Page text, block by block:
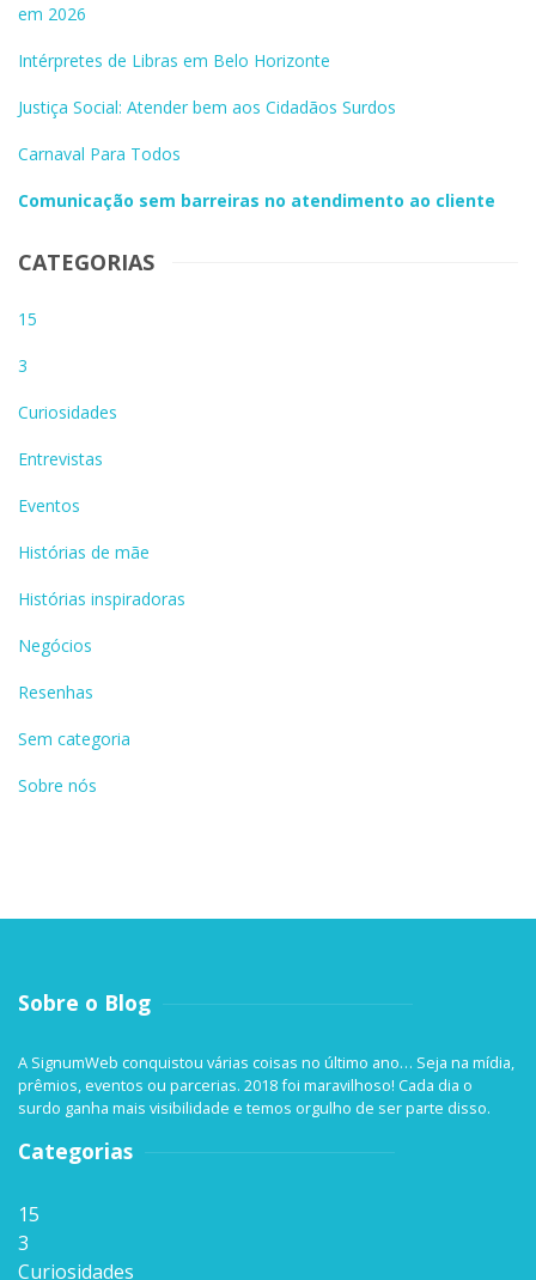
em 2026
Intérpretes de Libras em Belo Horizonte
Justiça Social: Atender bem aos Cidadãos Surdos
Carnaval Para Todos
Comunicação sem barreiras no atendimento ao cliente
CATEGORIAS
15
3
Curiosidades
Entrevistas
Eventos
Histórias de mãe
Histórias inspiradoras
Negócios
Resenhas
Sem categoria
Sobre nós
Sobre o Blog
A SignumWeb conquistou várias coisas no último ano… Seja na mídia,
prêmios, eventos ou parcerias. 2018 foi maravilhoso! Cada dia o
surdo ganha mais visibilidade e temos orgulho de ser parte disso.
Categorias
15
3
Curiosidades